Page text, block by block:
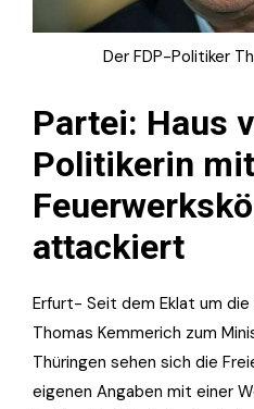
Der FDP-Politiker
Partei: Haus
Politikerin mit
attackiert
Erfurt- Seit dem Eklat um die
Thomas Kemmerich zum
Thüringen sehen sich die
eigenen Angaben mit einer